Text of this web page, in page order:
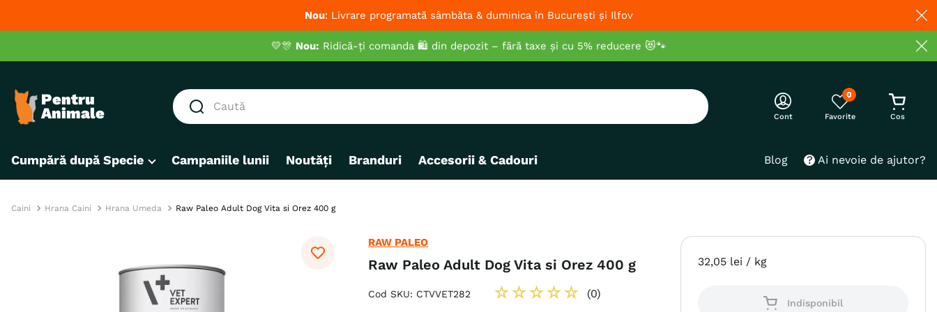
Nou: Livrare programată sâmbăta & duminica în București și Ilfov
💛🎊 Nou: Ridică-ți comanda 🛍️ din depozit – fără taxe și cu 5% reducere 😻🐾
Caută
1. hrana umeda pisici
3. royal canin
7.
Cont
0
Cumpără după Specie Campaniile lunii Noutăți Branduri Accesorii & Cadouri Blog Ai nevoie de ajutor?
Caini Hrana Caini Hrana Umeda Raw Paleo Adult Dog Vita si Orez 400 g
RAW PALEO
Raw Paleo Adult Dog Vita si Orez 400 g
Cod SKU: CTVVET282 ☆☆☆☆☆ (0)
32,05 lei / kg
Indisponibil